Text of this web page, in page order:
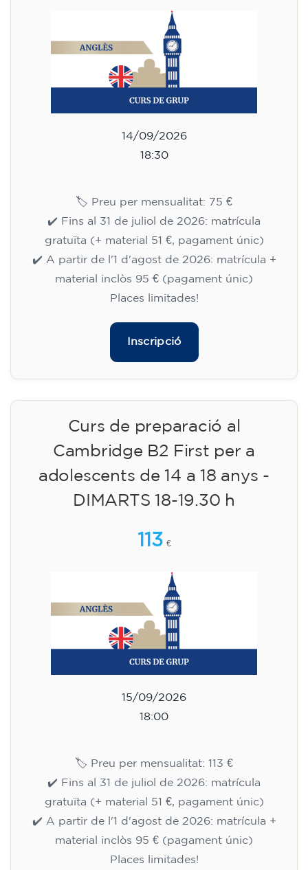
🏷️ Preu per mensualitat: 75 €
✔️ Fins al 31 de juliol de 2026: matrícula
gratuïta (+ material 51 €, pagament únic)
✔️ A partir de l'1 d'agost de 2026: matrícula +
Places limitades!
Inscripció
Curs d'anglès per a nens de 8 a
12 anys - nivell A1 - DIMECRES
17.30-18.30 h
17:30
✔️ Fins al 31 de juliol de 2026: matrícula
gratuïta (+ material 51 €, pagament únic)
✔️ A partir de l'1 d'agost de 2026: matrícula +
material inclòs 95 € (pagament únic)
Places limitades!
Inscripció
Curs d'anglès per a adults -
nivell B1 - DIMECRES 17.30-19 h
113 €